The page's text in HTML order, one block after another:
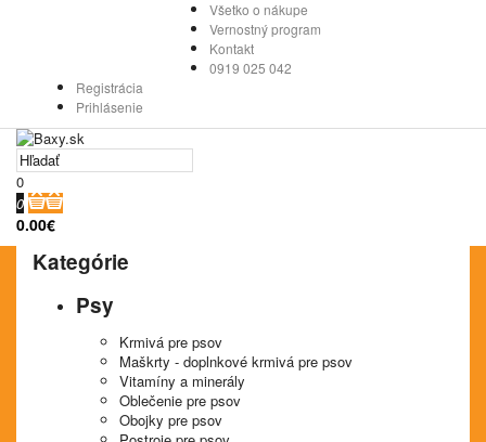
Všetko o nákupe
Vernostný program
Kontakt
0919 025 042
Registrácia
Prihlásenie
0
0
0.00€
Kategórie
Psy
Krmivá pre psov
Maškrty - doplnkové krmivá pre psov
Vitamíny a minerály
Oblečenie pre psov
Obojky pre psov